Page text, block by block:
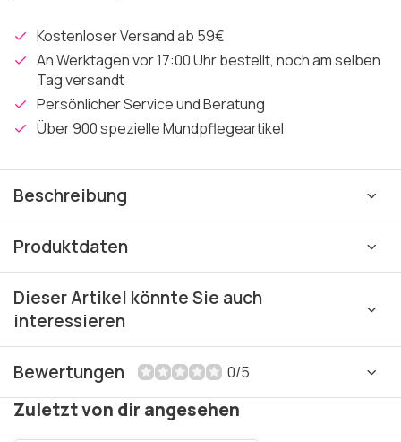
Kostenloser Versand ab 59€
An Werktagen vor 17:00 Uhr bestellt, noch am selben
Tag versandt
Persönlicher Service und Beratung
Über 900 spezielle Mundpflegeartikel
Beschreibung
Produktdaten
Dieser Artikel könnte Sie auch
interessieren
Bewertungen 0/5
Zuletzt von dir angesehen